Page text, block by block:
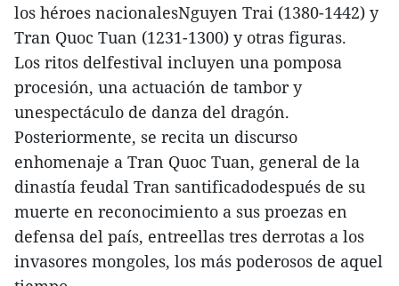
los héroes nacionalesNguyen Trai (1380-1442) y
Tran Quoc Tuan (1231-1300) y otras figuras.
Los ritos delfestival incluyen una pomposa
procesión, una actuación de tambor y
unespectáculo de danza del dragón.
Posteriormente, se recita un discurso
enhomenaje a Tran Quoc Tuan, general de la
dinastía feudal Tran santificadodespués de su
muerte en reconocimiento a sus proezas en
defensa del país, entreellas tres derrotas a los
invasores mongoles, los más poderosos de aquel